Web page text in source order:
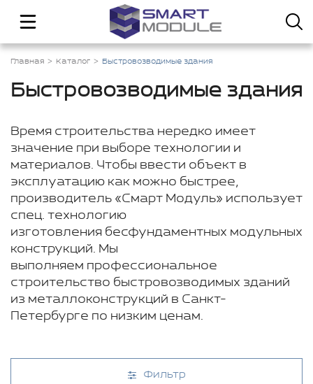
Главная Каталог Быстровозводимые здания
Быстровозводимые здания
Время строительства нередко имеет
значение при выборе технологии и
материалов. Чтобы ввести объект в
эксплуатацию как можно быстрее,
производитель «Смарт Модуль» использует
спец. технологию
изготовления бесфундаментных модульных
конструкций. Мы
выполняем профессиональное
строительство быстровозводимых зданий
из металлоконструкций в Санкт-
Петербурге по низким ценам.
Фильтр